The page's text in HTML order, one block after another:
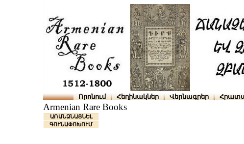
Որոնում Հեղինակներ Վերնագրեր
Armenian Rare Books
ԱՌԱՆՁՆԱՑՆԵԼ
ԳՈՒՆԱՓՈԽՈՒՄ